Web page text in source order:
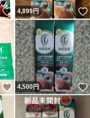
いいね！
4,899円
いいね！
4,500円